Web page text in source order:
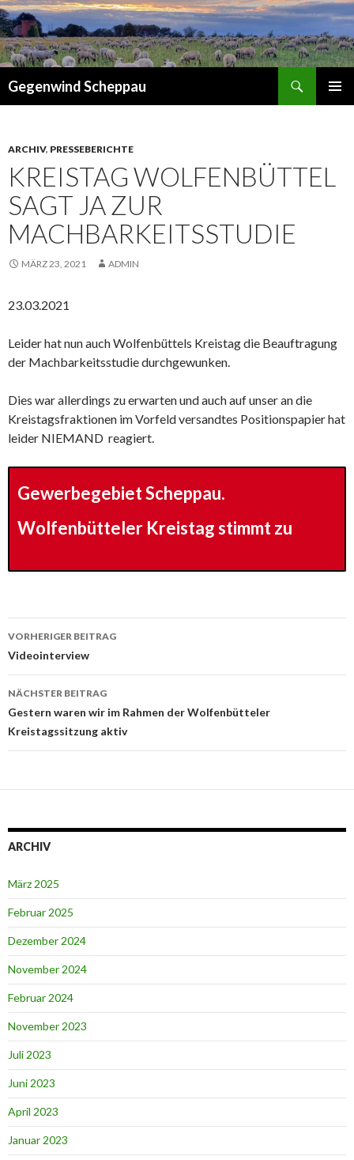
Gegenwind Scheppau
ARCHIV, PRESSEBERICHTE
KREISTAG WOLFENBÜTTEL
SAGT JA ZUR
MACHBARKEITSSTUDIE
MÄRZ 23, 2021 ADMIN
23.03.2021
Leider hat nun auch Wolfenbüttels Kreistag die Beauftragung
der Machbarkeitsstudie durchgewunken.
Dies war allerdings zu erwarten und auch auf unser an die
Kreistagsfraktionen im Vorfeld versandtes Positionspapier hat
leider NIEMAND reagiert.
Gewerbegebiet Scheppau.
Wolfenbütteler Kreistag stimmt zu
Beitrags-
Navigation
VORHERIGER BEITRAG
Videointerview
NÄCHSTER BEITRAG
Gestern waren wir im Rahmen der Wolfenbütteler
Kreistagssitzung aktiv
ARCHIV
März 2025
Februar 2025
Dezember 2024
November 2024
Februar 2024
November 2023
Juli 2023
Juni 2023
April 2023
Januar 2023